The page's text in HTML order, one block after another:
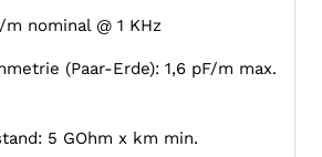
nominal @ 1 KHz
(Paar-Erde): 1,6 pF/m max.
5 GOhm x km min.